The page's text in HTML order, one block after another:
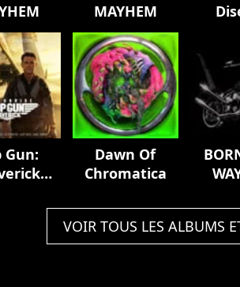
MAYHEM
Gun:
Motion
Dawn Of
Chromatica
VOIR TOUS LES ALBUMS